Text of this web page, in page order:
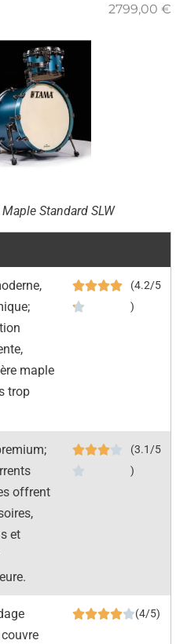
2799,00 €
Standard SLW
maple
trop
(4.2/5
)
offrent
et
(3.1/5
)
(4/5)